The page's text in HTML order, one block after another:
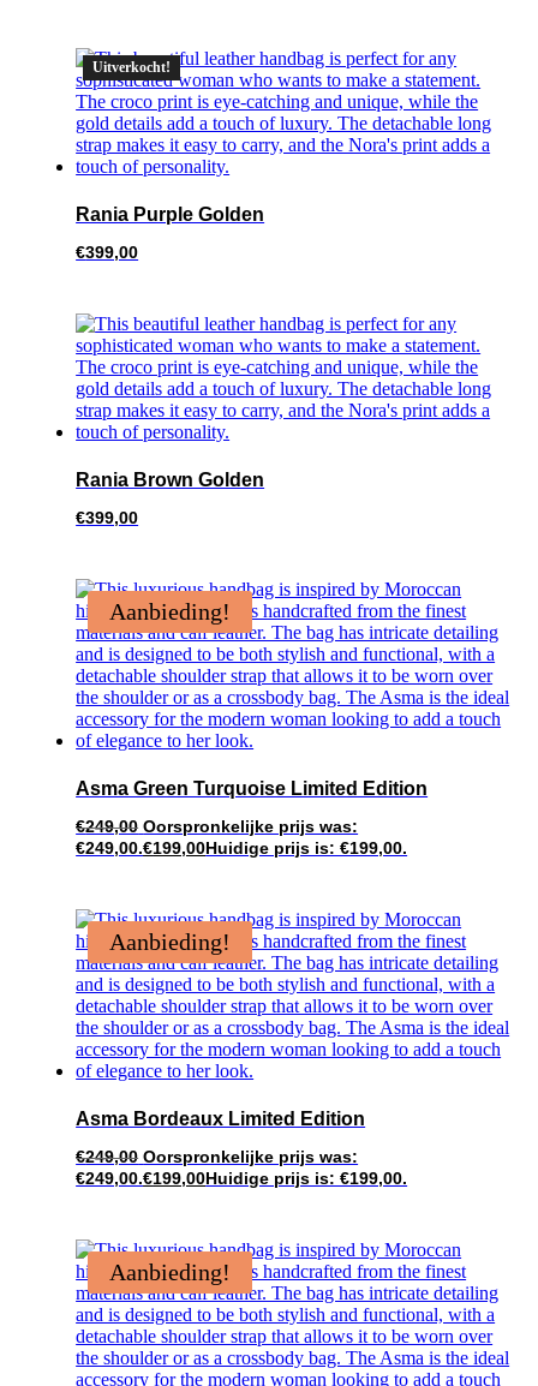
Uitverkocht!
Rania Purple Golden
€399,00
Rania Brown Golden
€399,00
Aanbieding!
Asma Green Turquoise Limited Edition
€249,00 Oorspronkelijke prijs was:
€249,00.€199,00Huidige prijs is: €199,00.
Aanbieding!
Asma Bordeaux Limited Edition
€249,00 Oorspronkelijke prijs was:
€249,00.€199,00Huidige prijs is: €199,00.
Aanbieding!